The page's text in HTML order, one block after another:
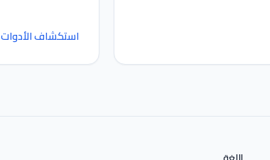
استكشاف الأدوات